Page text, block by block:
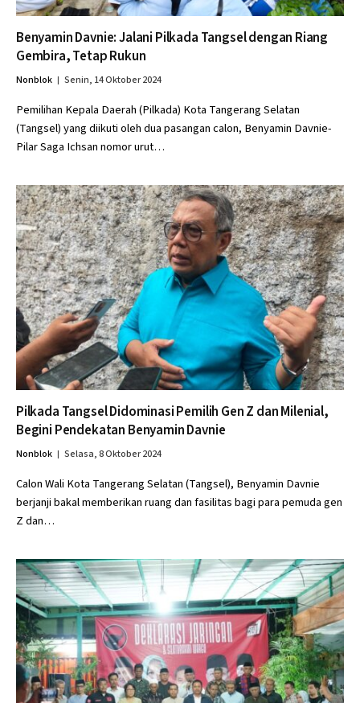
Benyamin Davnie: Jalani Pilkada Tangsel dengan Riang
Gembira, Tetap Rukun
Nonblok Senin, 14 Oktober 2024
Pemilihan Kepala Daerah (Pilkada) Kota Tangerang Selatan
(Tangsel) yang diikuti oleh dua pasangan calon, Benyamin Davnie-
Pilar Saga Ichsan nomor urut…
Pilkada Tangsel Didominasi Pemilih Gen Z dan Milenial,
Begini Pendekatan Benyamin Davnie
Nonblok Selasa, 8 Oktober 2024
Calon Wali Kota Tangerang Selatan (Tangsel), Benyamin Davnie
berjanji bakal memberikan ruang dan fasilitas bagi para pemuda gen
Z dan…